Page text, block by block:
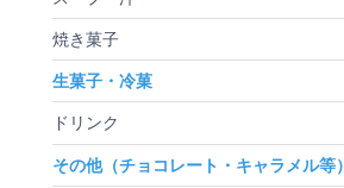
焼き菓子
生菓子・冷菓
ドリンク
その他（チョコレート・キャラメル等）